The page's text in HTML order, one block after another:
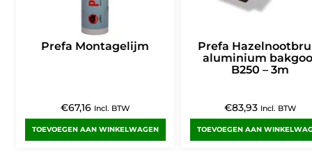
Prefa Montagelijm
€67,16 Incl. BTW
TOEVOEGEN AAN WINKELWAGEN
Prefa
aluminium
B250 – 3m
€83,93 Incl. BTW
TOEVOEGEN AAN